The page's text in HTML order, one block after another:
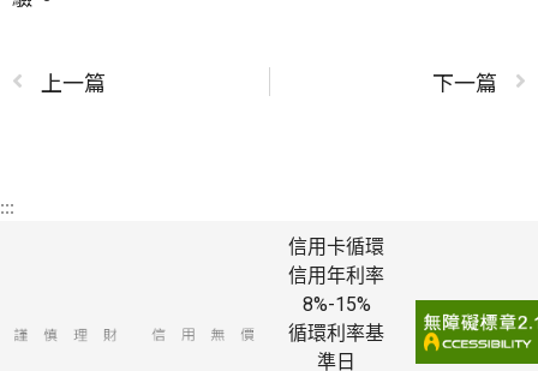
上一篇 下一篇
:::
信用卡循環
信用年利率
8%-15%
循環利率基
準日